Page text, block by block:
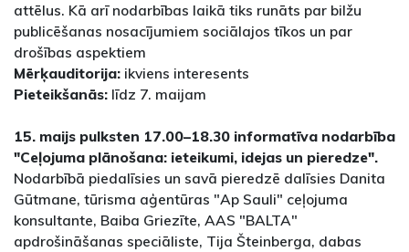
attēlus. Kā arī nodarbības laikā tiks runāts par bilžu
publicēšanas nosacījumiem sociālajos tīkos un par
drošības aspektiem
Mērķauditorija: ikviens interesents
Pieteikšanās: līdz 7. maijam
15. maijs pulksten 17.00–18.30 informatīva nodarbība
"Ceļojuma plānošana: ieteikumi, idejas un pieredze".
Nodarbībā piedalīsies un savā pieredzē dalīsies Danita
Gūtmane, tūrisma aģentūras "Ap Sauli" ceļojuma
konsultante, Baiba Griezīte, AAS "BALTA"
apdrošināšanas speciāliste, Tija Šteinberga, dabas